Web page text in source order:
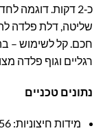
כ‑2 דקות. דוגמה
רגליים וגוף פלדה
נתונים טכניים
מידות חיצוניות: 56×53×32 ס"מ